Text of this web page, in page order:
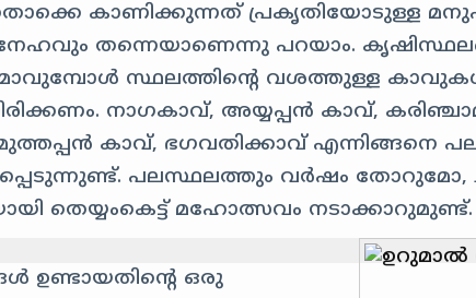
കാണിക്കുന്നത് പ്രകൃതിയോടുള്ള
തന്നെയാണെന്നു പറയാം.
സ്ഥലത്തിന്റെ വശത്തുള്ള
നാഗകാവ്, അയ്യപ്പൻ കാവ്,
മുത്തപ്പൻ കാവ്, ഭഗവതിക്കാവ് എന്നിങ്ങനെ
പലസ്ഥലത്തും വർഷം തോറുമോ,
തെയ്യംകെട്ട് മഹോത്സവം നടാക്കാറുമുണ്ട്.
ഉണ്ടായതിന്റെ ഒരു